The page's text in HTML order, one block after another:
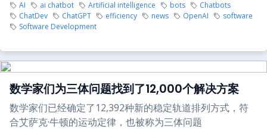
AI ai chatbot Artificial intelligence bots
Chatbots
ChatDev
ChatGPT efficiency news OpenAI
software
Software Development
数学家们为三体问题找到了12,000个解决方案
数学家们已经确定了12,392种新的稳定轨道排列方式，符
合艾萨克·牛顿的运动定律，也被称为三体问题